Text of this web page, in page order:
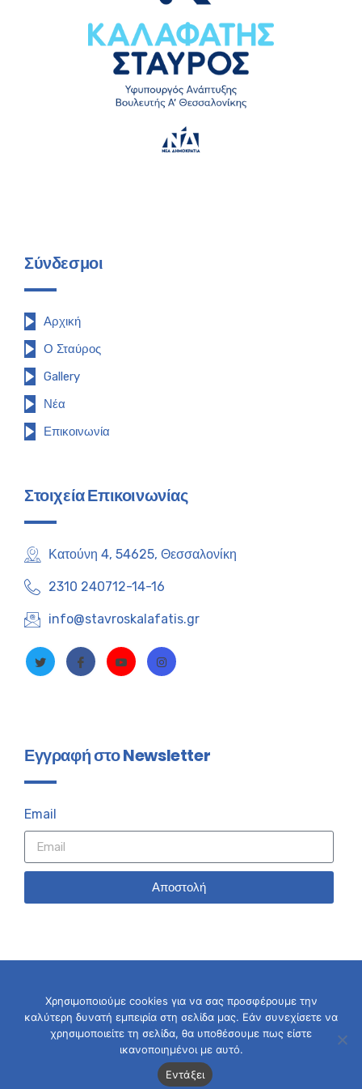
Σύνδεσμοι
Αρχική
Ο Σταύρος
Gallery
Νέα
Επικοινωνία
Στοιχεία Επικοινωνίας
Κατούνη 4, 54625, Θεσσαλονίκη
2310 240712-14-16
info@stavroskalafatis.gr
Εγγραφή στο Newsletter
Email
Αποστολή
© 2026 Σταύρος Καλαφάτης
Χρησιμοποιούμε cookies για να σας προσφέρουμε την
καλύτερη δυνατή εμπειρία στη σελίδα μας. Εάν συνεχίσετε να
χρησιμοποιείτε τη σελίδα, θα υποθέσουμε πως είστε
ικανοποιημένοι με αυτό.
Εντάξει